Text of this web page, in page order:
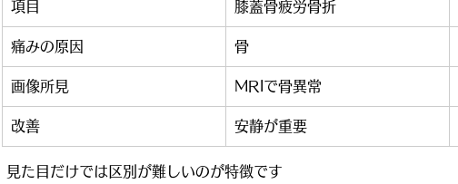
項目 膝蓋骨疲労骨折
痛みの原因 骨
画像所見 MRIで骨異常
改善 安静が重要
見た目だけでは区別が難しいのが特徴です